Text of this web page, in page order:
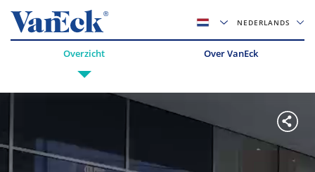
NEDERLANDS
Overzicht Over VanEck